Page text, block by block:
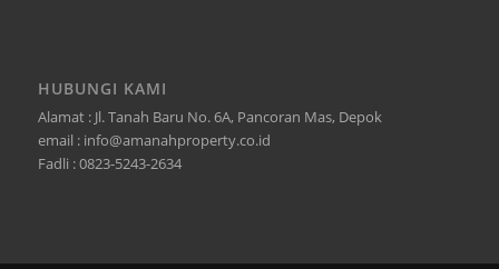
HUBUNGI KAMI
Alamat : Jl. Tanah Baru No. 6A, Pancoran Mas, Depok
email : info@amanahproperty.co.id
Fadli : 0823-5243-2634